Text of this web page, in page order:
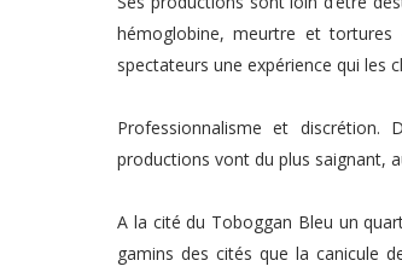
hémoglobine, meurtre et
spectateurs une expérience qui les
Professionnalisme et
productions vont du plus saignant,
A la cité du Toboggan Bleu un
gamins des cités que la canicule